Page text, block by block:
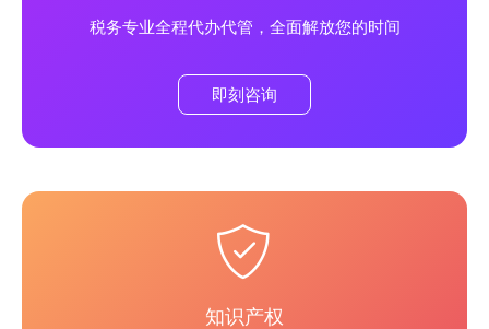
税务专业全程代办代管，全面解放您的时间
即刻咨询
知识产权